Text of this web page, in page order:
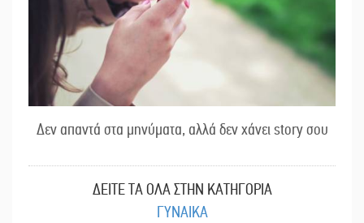
Δεν απαντά στα μηνύματα, αλλά δεν χάνει story σου
ΔΕΙΤΕ ΤΑ ΟΛΑ ΣΤΗΝ ΚΑΤΗΓΟΡΙΑ
ΓΥΝΑΙΚΑ